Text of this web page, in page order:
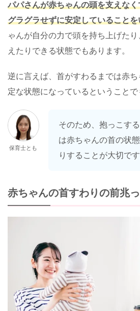
パパさんが赤ちゃんの頭を支えな
グラグラせずに安定していること
ゃんが自分の力で頭を持ち上げた
えたりできる状態でもあります。
逆に言えば、首がすわるまでは赤
定な状態になっているということで
保育士とも
そのため、抱っこす
は赤ちゃんの首の状
りすることが大切です
赤ちゃんの首すわりの前兆